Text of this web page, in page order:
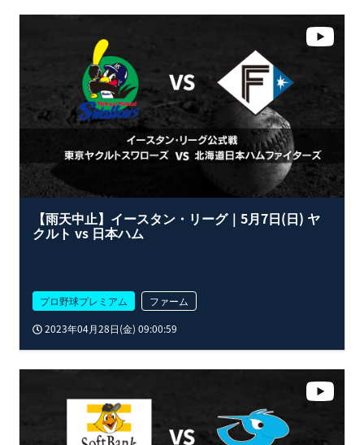
【雨天中止】イースタン・リーグ｜5月7日(日) ヤ
クルト vs 日本ハム
プロ野球プレミアム
ファーム
2023年04月28日(金) 09:00:59